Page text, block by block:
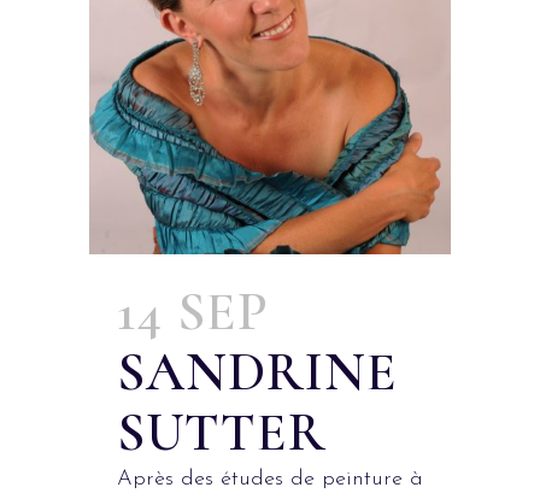
14 SEP
SANDRINE
SUTTER
Après des études de peinture à